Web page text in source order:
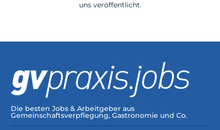
uns veröffentlicht.
Die besten Jobs & Arbeitgeber aus
Gemeinschaftsverpflegung, Gastronomie und Co.